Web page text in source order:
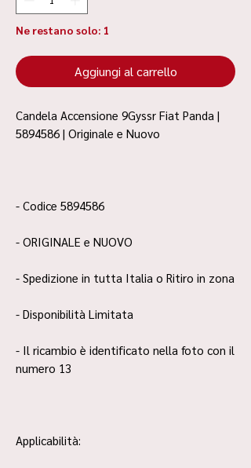
Ne restano solo: 1
Aggiungi al carrello
Candela Accensione 9Gyssr Fiat Panda |
5894586 | Originale e Nuovo
- Codice 5894586
- ORIGINALE e NUOVO
- Spedizione in tutta Italia o Ritiro in zona
- Disponibilità Limitata
- Il ricambio è identificato nella foto con il
numero 13
Applicabilità: